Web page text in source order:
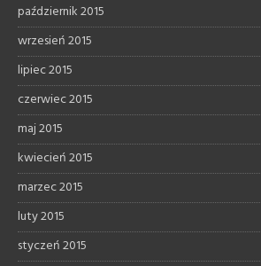
październik 2015
wrzesień 2015
lipiec 2015
czerwiec 2015
maj 2015
kwiecień 2015
marzec 2015
luty 2015
styczeń 2015